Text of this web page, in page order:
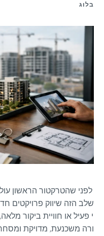
בלוג
לפני שהטרקטור הראשון
שלב הזה שיווק פרויקטים
י פעיל או חוויית ביקור